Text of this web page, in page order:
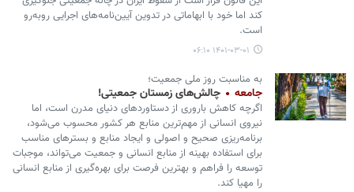
کند اما خود با ابهاماتی در تدوین آیین‌نامه‌های اجرایی روبه‌رو
است.
۱۴۰۱-۰۳-۰۱ ۰۶:۱۰
به مناسبت روز ملی جمعیت؛
جامعه چالش‌های زمستان جمعیتی!
اگرچه کاهش باروری از دستاوردهای دنیای مدرن است، اما
نیروی انسانی از مهم‌ترین منابع هر کشور محسوب می‌شود،
برنامه‌ریزی صحیح و اصولی و ایجاد منابع و بسترهای مناسب
برای استفاده بهینه از منابع انسانی و جمعیت می‌تواند، موجبات
توسعه را فراهم و بهترین فرصت برای بهره‌گیری از منابع انسانی
را مهیا کند.